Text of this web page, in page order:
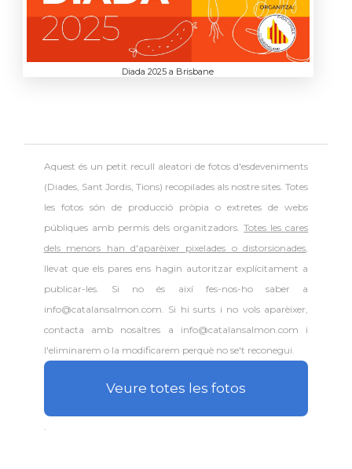
Diada 2025 a Brisbane
Aquest és un petit recull aleatori defotos d'esdeveniments
(Diades, Sant Jordis, Tions) recopilades als nostre sites. Totes
les fotos són de producció pròpia o extretes de webs
públiques amb permís dels organitzadors.Totes les cares
dels menors han d'aparèixer pixelades o distorsionades,
llevat que els pares ens hagin autoritzar explícitament a
publicar-les. Si no és així fes-nos-ho saber a
info@catalansalmon.com. Si hi surts i no vols aparèixer,
contacta amb nosaltres a info@catalansalmon.com i
l'eliminarem o la modificarem perquè no se't reconegui.
Veure totes les fotos